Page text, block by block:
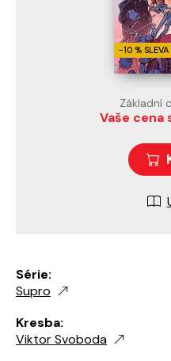
-10 % SLEVA
Základní
Vaše cena
Série:
Supro
Kresba:
Viktor Svoboda